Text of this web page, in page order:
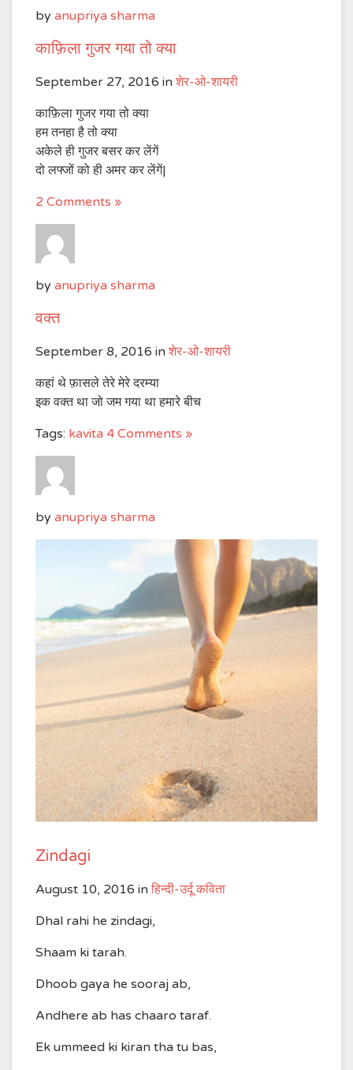
by anupriya sharma
काफ़िला गुजर गया तो क्या
September 27, 2016 in शेर-ओ-शायरी
काफ़िला गुजर गया तो क्या
हम तनहा है तो क्या
अकेले ही गुजर बसर कर लेंगें
दो लफ्जों को ही अमर कर लेंगें|
2 Comments »
by anupriya sharma
वक्त
September 8, 2016 in शेर-ओ-शायरी
कहां थे फ़ासले तेरे मेरे दरम्या
इक वक्त था जो जम गया था हमारे बीच
Tags: kavita 4 Comments »
by anupriya sharma
Zindagi
August 10, 2016 in हिन्दी-उर्दू कविता
Dhal rahi he zindagi,
Shaam ki tarah.
Dhoob gaya he sooraj ab,
Andhere ab has chaaro taraf.
Ek ummeed ki kiran tha tu bas,